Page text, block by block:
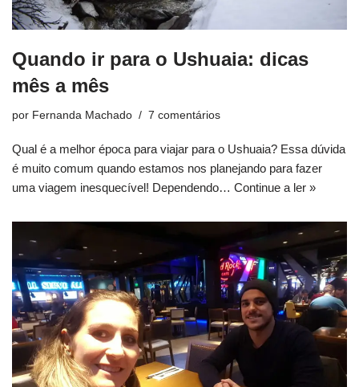
Quando ir para o Ushuaia: dicas
mês a mês
por Fernanda Machado 7 comentários
Qual é a melhor época para viajar para o Ushuaia? Essa dúvida
é muito comum quando estamos nos planejando para fazer
uma viagem inesquecível! Dependendo… Continue a ler »